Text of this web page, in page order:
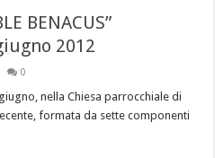
BENACUS”
2012
0
nella Chiesa parrocchiale di
formata da sette componenti